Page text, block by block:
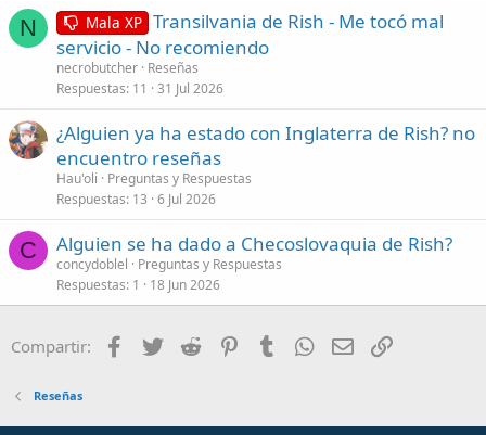
N Mala XP Transilvania de Rish - Me tocó mal
servicio - No recomiendo
necrobutcher Reseñas
Respuestas 11 31 Jul 2026
¿Alguien ya ha estado con Inglaterra de Rish? no
encuentro reseñas
Hau'oli
Preguntas y Respuestas
Respuestas 13 6 Jul 2026
C Alguien se ha dado a Checoslovaquia de Rish?
concydoblel
Preguntas y Respuestas
Respuestas 1 18 Jun 2026
Compartir: Facebook
Twitter Reddit PinterestTumblrWhatsAppCorreo
Reseñas